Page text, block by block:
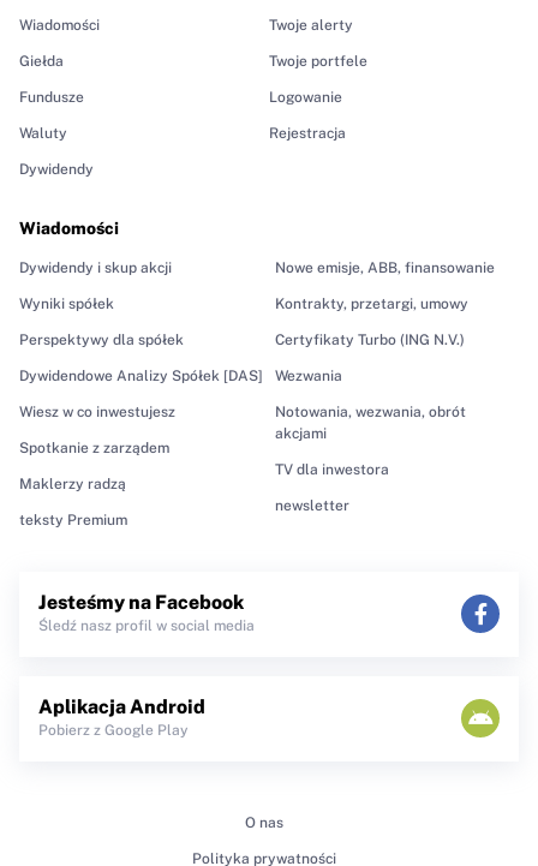
Wiadomości
Giełda
Fundusze
Waluty
Dywidendy
Wiadomości
Dywidendy i skup akcji
Wyniki spółek
Perspektywy dla spółek
Dywidendowe Analizy Spółek [DAS]
Wiesz w co inwestujesz
Spotkanie z zarządem
Maklerzy radzą
teksty Premium
Nowe emisje, ABB, finansowanie
Kontrakty, przetargi, umowy
Certyfikaty Turbo (ING N.V.)
Wezwania
Notowania, wezwania, obrót
akcjami
TV dla inwestora
newsletter
Twoje alerty
Twoje portfele
Logowanie
Rejestracja
Jesteśmy na Facebook
Śledź nasz profil w social media
Aplikacja Android
Pobierz z Google Play
O nas
Polityka prywatności